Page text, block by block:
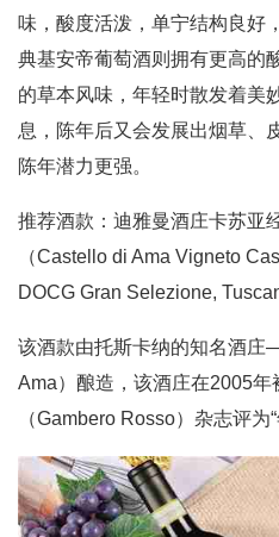
味，酸度活泼，单宁结构良好
典基安帝葡萄酒则拥有更高的
的草本风味，年轻时散发着美
息，陈年后又会发展出烟草、
陈年潜力更强。
推荐酒款：迪雅曼酒庄卡苏亚
（Castello di Ama Vigneto
DOCG Gran Selezione,
该酒款由托斯卡纳的知名酒
Ama）酿造，该酒庄在2005年
（Gambero Rosso）杂志评为“